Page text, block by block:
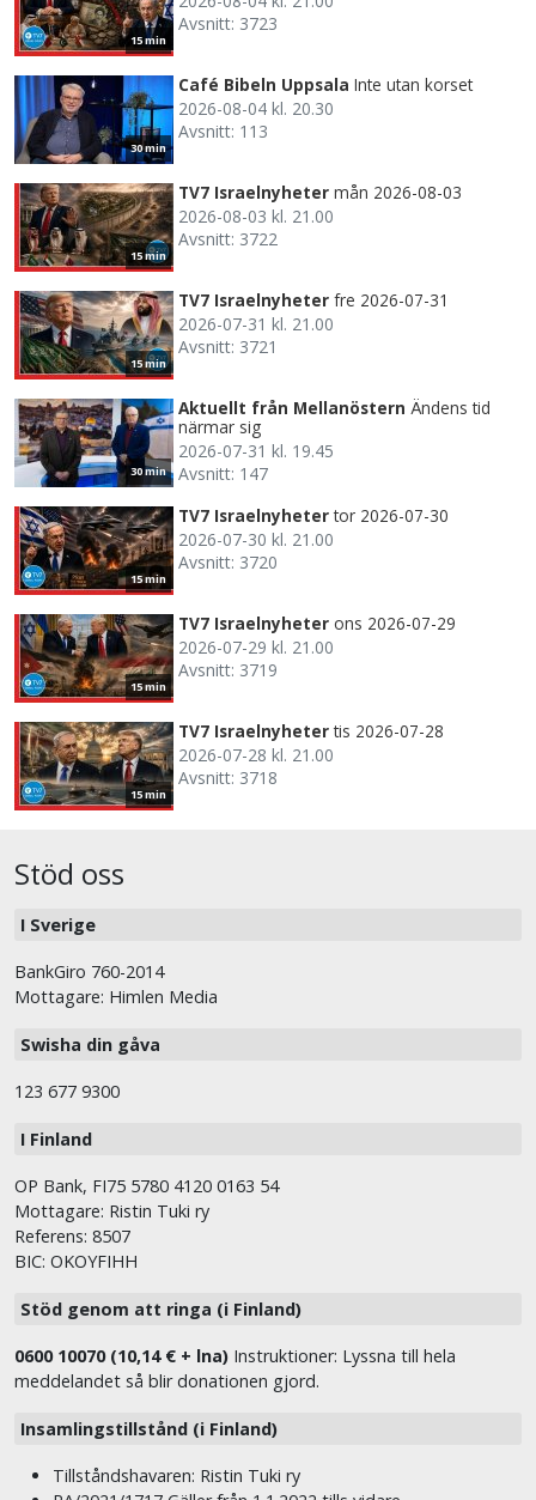
15 min
Avsnitt: 3723
30 min
Café Bibeln Uppsala Inte utan korset
2026-08-04 kl. 20.30
Avsnitt: 113
15 min
TV7 Israelnyheter mån 2026-08-03
2026-08-03 kl. 21.00
Avsnitt: 3722
15 min
TV7 Israelnyheter fre 2026-07-31
2026-07-31 kl. 21.00
Avsnitt: 3721
30 min
Aktuellt från Mellanöstern Ändens tid
närmar sig
2026-07-31 kl. 19.45
Avsnitt: 147
15 min
TV7 Israelnyheter tor 2026-07-30
2026-07-30 kl. 21.00
Avsnitt: 3720
15 min
TV7 Israelnyheter ons 2026-07-29
2026-07-29 kl. 21.00
Avsnitt: 3719
15 min
TV7 Israelnyheter tis 2026-07-28
2026-07-28 kl. 21.00
Avsnitt: 3718
Stöd oss
I Sverige
BankGiro 760-2014
Mottagare: Himlen Media
Swisha din gåva
123 677 9300
I Finland
OP Bank, FI75 5780 4120 0163 54
Mottagare: Ristin Tuki ry
Referens: 8507
BIC: OKOYFIHH
Stöd genom att ringa (i Finland)
0600 10070 (10,14 € + lna) Instruktioner: Lyssna till hela
meddelandet så blir donationen gjord.
Insamlingstillstånd (i Finland)
Tillståndshavaren: Ristin Tuki ry